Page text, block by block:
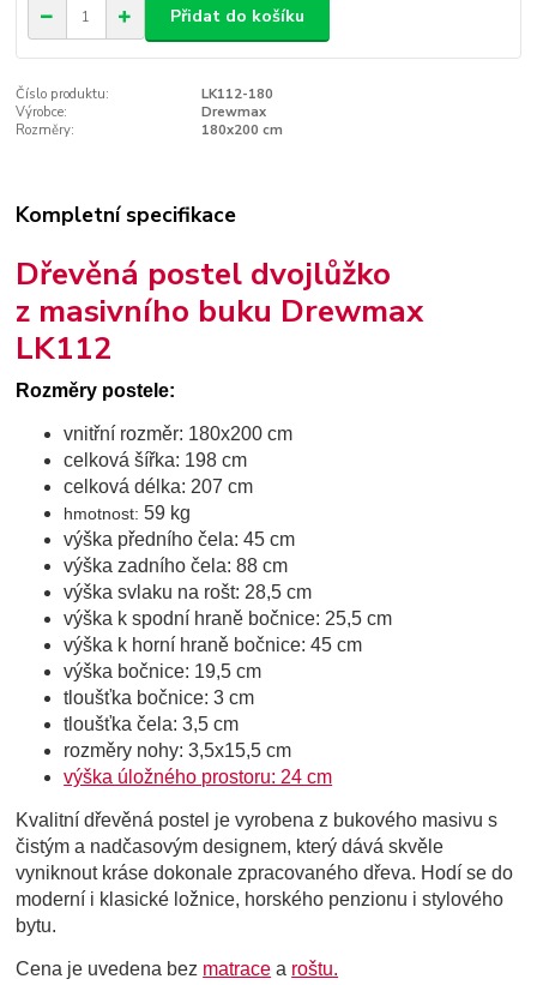
Přidat do košíku
Číslo produktu:
LK112-180
Výrobce:
Drewmax
Rozměry:
180x200 cm
Kompletní specifikace
Dřevěná postel dvojlůžko
z masivního buku Drewmax
LK112
Rozměry postele:
vnitřní rozměr: 180x200 cm
celková šířka: 198 cm
celková délka: 207 cm
hmotnost: 59 kg
výška předního čela: 45 cm
výška zadního čela: 88 cm
výška svlaku na rošt: 28,5 cm
výška k spodní hraně bočnice: 25,5 cm
výška k horní hraně bočnice: 45 cm
výška bočnice: 19,5 cm
tloušťka bočnice: 3 cm
tloušťka čela: 3,5 cm
rozměry nohy: 3,5x15,5 cm
výška úložného prostoru: 24 cm
Kvalitní dřevěná postel je vyrobena z bukového masivu s
čistým a nadčasovým designem, který dává skvěle
vyniknout kráse dokonale zpracovaného dřeva. Hodí se do
moderní i klasické ložnice, horského penzionu i stylového
bytu.
Cena je uvedena bez matrace a roštu.